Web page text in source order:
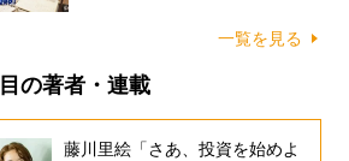
一覧を見る
の著者・連載
藤川里絵「さあ、投資を始めよ